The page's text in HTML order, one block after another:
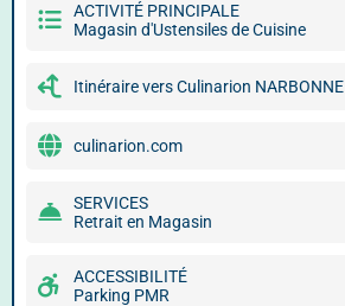
ACTIVITÉ PRINCIPALE
Magasin d'Ustensiles de Cuisine
Itinéraire vers Culinarion NARBONNE
culinarion.com
SERVICES
Retrait en Magasin
ACCESSIBILITÉ
Parking PMR